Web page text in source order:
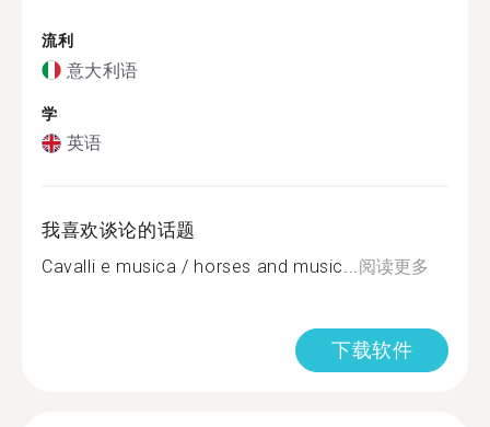
流利
意大利语
学
英语
我喜欢谈论的话题
Cavalli e musica / horses and music...阅读更多
下载软件